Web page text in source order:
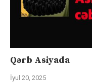
Qərb Asiyada
İyul 20, 2025